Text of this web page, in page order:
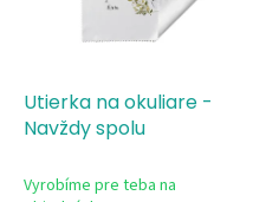
Utierka na okuliare -
Navždy spolu
Vyrobíme pre teba na